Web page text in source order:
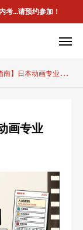
考...请预约参加！
南】日本动画专业
画专业
专业案内